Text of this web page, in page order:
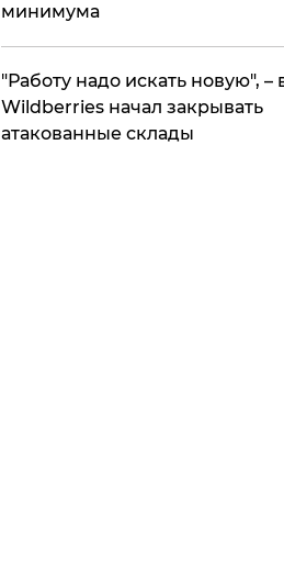
минимума
"Работу надо искать новую", –
Wildberries начал закрывать
атакованные склады